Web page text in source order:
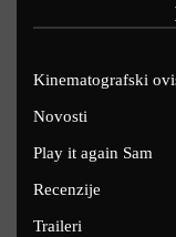
Kinematografski
Novosti
Play it again Sam
Recenzije
Traileri